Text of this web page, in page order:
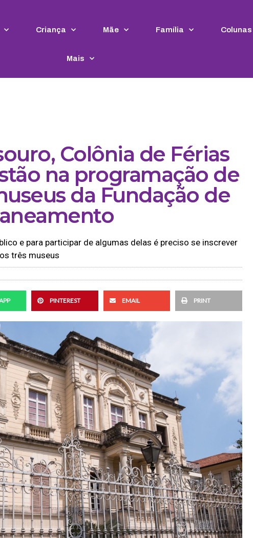
Criança Mãe Família Colunas
Mais
Colônia de Férias
na programação de
da Fundação de
e para participar de algumas delas é preciso se inscrever
três museus
PINTEREST EMAIL PRINT